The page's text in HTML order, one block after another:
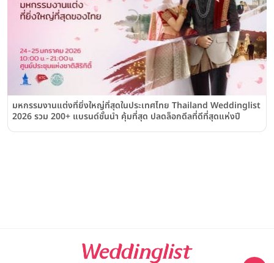
มหกรรมงานแต่งที่ยิ่งใหญ่ที่สุดในประเทศไทย Thailand Weddinglist
2026 รวม 200+ แบรนด์ชั้นนำ คุ้มที่สุด ปลดล็อกดีลที่ดีที่สุดแห่งปี